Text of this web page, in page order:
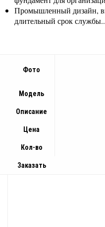
Промышленный дизайн,
длительный срок
Фото
Модель
Описание
Цена
Кол-во
Заказать